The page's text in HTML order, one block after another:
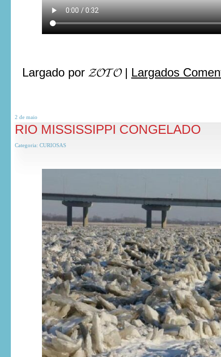
Largado por 𝓩𝓞𝓣𝓞| Largados
2 de maio
RIO MISSISSIPPI CONGELADO
Categoria: CURIOSAS